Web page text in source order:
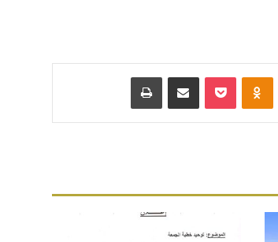
بوكيت مشاركة عبر البريد